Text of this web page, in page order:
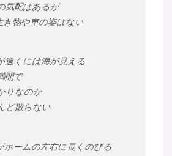
気配はあるが
物や車の姿はない
くには海が見える
開で
りなのか
ど散らない
ームの左右に長くのびる